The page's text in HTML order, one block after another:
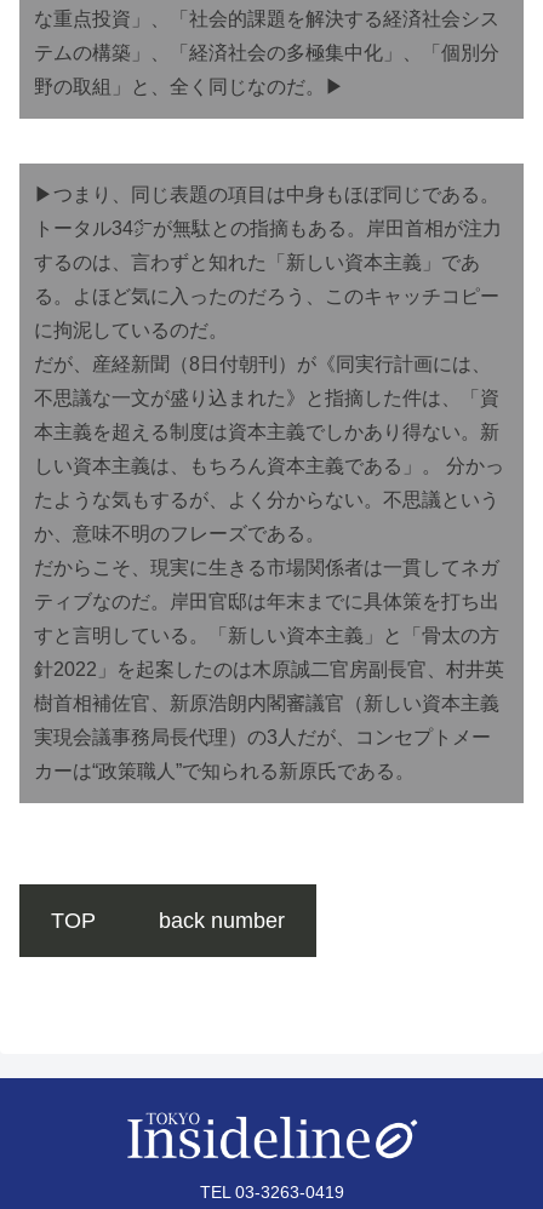
な重点投資」、「社会的課題を解決する経済社会シス
テムの構築」、「経済社会の多極集中化」、「個別分
野の取組」と、全く同じなのだ。▶︎
▶︎つまり、同じ表題の項目は中身もほぼ同じである。
トータル34㌻が無駄との指摘もある。岸田首相が注力
するのは、言わずと知れた「新しい資本主義」であ
る。よほど気に入ったのだろう、このキャッチコピー
に拘泥しているのだ。
だが、産経新聞（8日付朝刊）が《同実行計画には、
不思議な一文が盛り込まれた》と指摘した件は、「資
本主義を超える制度は資本主義でしかあり得ない。新
しい資本主義は、もちろん資本主義である」。 分かっ
たような気もするが、よく分からない。不思議という
か、意味不明のフレーズである。
だからこそ、現実に生きる市場関係者は一貫してネガ
ティブなのだ。岸田官邸は年末までに具体策を打ち出
すと言明している。「新しい資本主義」と「骨太の方
針2022」を起案したのは木原誠二官房副長官、村井英
樹首相補佐官、新原浩朗内閣審議官（新しい資本主義
実現会議事務局長代理）の3人だが、コンセプトメー
カーは“政策職人”で知られる新原氏である。
TOP back number
TEL 03-3263-0419